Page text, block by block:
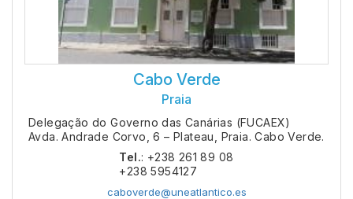
Cabo Verde
Praia
Delegação do Governo das Canárias (FUCAEX)
Avda. Andrade Corvo, 6 – Plateau, Praia. Cabo Verde.
Tel.: +238 261 89 08
+238 5954127
caboverde@uneatlantico.es